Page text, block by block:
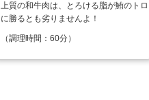
上質の和牛肉は、とろける脂が鮪のトロ
に勝るとも劣りませんよ！
（調理時間：60分）